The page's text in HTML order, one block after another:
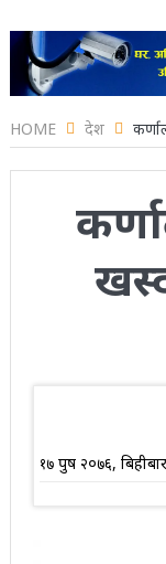
HOME देश
१७ पुष २०७६,